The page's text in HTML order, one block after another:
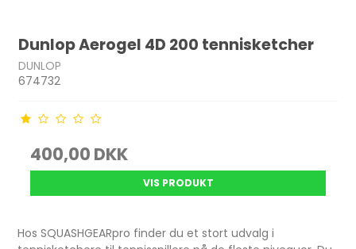
Dunlop Aerogel 4D 200 tennisketcher
DUNLOP
674732
400,00 DKK
VIS PRODUKT
Hos SQUASHGEARpro finder du et stort udvalg i